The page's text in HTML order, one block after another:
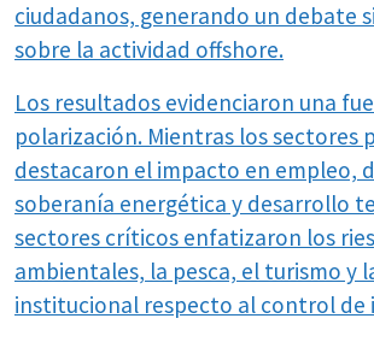
ciudadanos, generando un debate
sobre la actividad offshore.
Los resultados evidenciaron una
polarización. Mientras los sectores
destacaron el impacto en empleo,
soberanía energética y desarrollo
sectores críticos enfatizaron los
ambientales, la pesca, el turismo y
institucional respecto al control de